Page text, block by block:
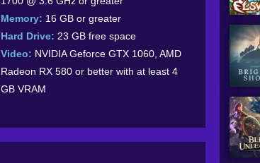
Memory: 16 GB or greater
Hard Drive: 23 GB free space
Video: NVIDIA Geforce GTX 1060, AMD
Radeon RX 580 or better with at least 4
GB VRAM